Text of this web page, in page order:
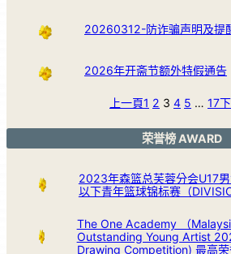
20260312-防诈骗声明及提
2026年开斋节额外特假通告
上一頁1 2 3 4 5 … 17
荣誉榜 AWARD
2023年森篮总芙蓉分会U17
以下青年篮球锦标赛（
The One Academy （
Outstanding Young Artist
Drawing Competition) 最高荣